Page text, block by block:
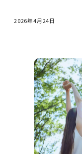
投稿日
2026年4月24日